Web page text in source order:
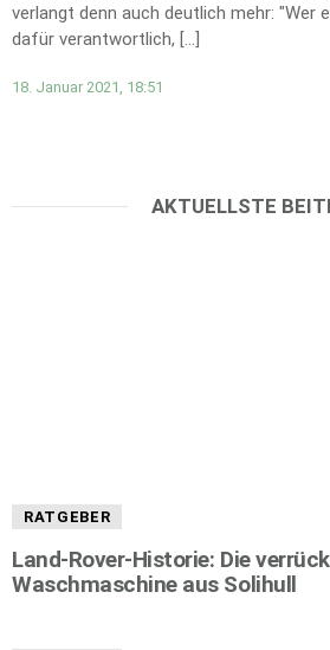
verlangt denn auch deutlich mehr: "Wer
dafür verantwortlich, […]
18. Januar 2021, 18:51
AKTUELLSTE
RATGEBER
Land-Rover-Historie: Die
Waschmaschine aus Solihull